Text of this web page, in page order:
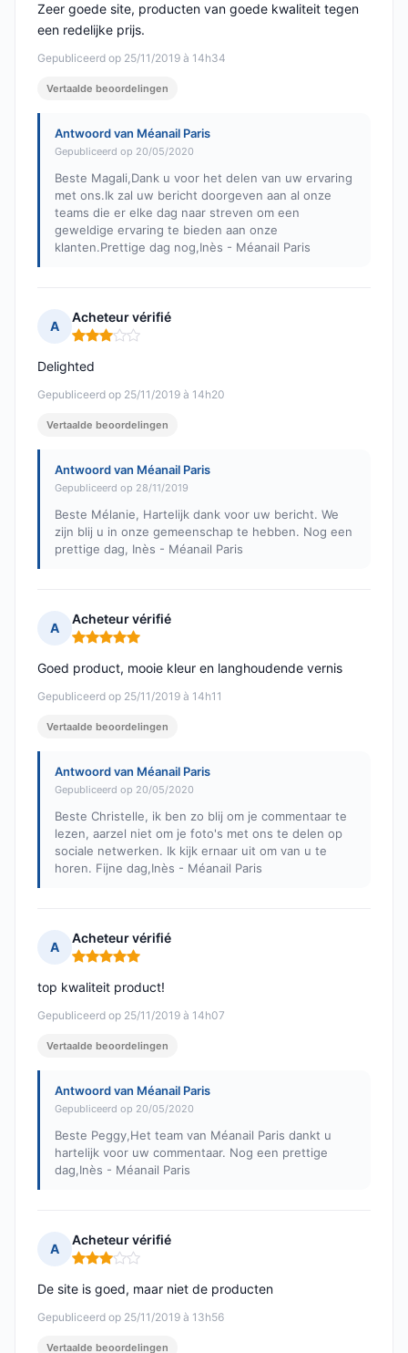
Gepubliceerd op 25/11/2019 à 14h34
Zeer goede site, producten van goede kwaliteit tegen
een redelijke prijs.
Vertaalde beoordelingen
Antwoord van Méanail Paris
Gepubliceerd op 20/05/2020
Beste Magali,Dank u voor het delen van uw ervaring
met ons.Ik zal uw bericht doorgeven aan al onze
teams die er elke dag naar streven om een
geweldige ervaring te bieden aan onze
klanten.Prettige dag nog,Inès - Méanail Paris
A
Acheteur vérifié
Opmerking: 3 van 5
Gepubliceerd op 25/11/2019 à 14h20
Delighted
Vertaalde beoordelingen
Antwoord van Méanail Paris
Gepubliceerd op 28/11/2019
Beste Mélanie, Hartelijk dank voor uw bericht. We
zijn blij u in onze gemeenschap te hebben. Nog een
prettige dag, Inès - Méanail Paris
A
Acheteur vérifié
Opmerking: 5 van 5
Gepubliceerd op 25/11/2019 à 14h11
Goed product, mooie kleur en langhoudende vernis
Vertaalde beoordelingen
Antwoord van Méanail Paris
Gepubliceerd op 20/05/2020
Beste Christelle, ik ben zo blij om je commentaar te
lezen, aarzel niet om je foto's met ons te delen op
sociale netwerken. Ik kijk ernaar uit om van u te
horen. Fijne dag,Inès - Méanail Paris
A
Acheteur vérifié
Opmerking: 5 van 5
Gepubliceerd op 25/11/2019 à 14h07
top kwaliteit product!
Vertaalde beoordelingen
Antwoord van Méanail Paris
Gepubliceerd op 20/05/2020
Beste Peggy,Het team van Méanail Paris dankt u
hartelijk voor uw commentaar. Nog een prettige
dag,Inès - Méanail Paris
A
Acheteur vérifié
Opmerking: 3 van 5
Gepubliceerd op 25/11/2019 à 13h56
De site is goed, maar niet de producten
Vertaalde beoordelingen